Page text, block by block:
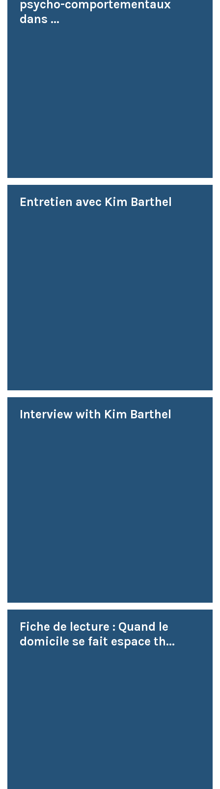
psycho-comportementaux
dans ...
Entretien avec Kim Barthel
Interview with Kim Barthel
Fiche de lecture : Quand le
domicile se fait espace th...